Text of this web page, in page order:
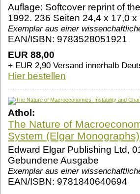
Auflage: Softcover reprint of
1992. 236 Seiten 24,4 x 17,0
Exemplar aus einer
EAN/ISBN: 9783528051921
EUR 88,00
+ EUR 2,90 Versand innerhalb
Hier bestellen
Athol:
The Nature of
System (Elgar Monographs)
Edward Elgar Publishing Ltd,
Gebundene Ausgabe
Exemplar aus einer
EAN/ISBN: 9781840640694